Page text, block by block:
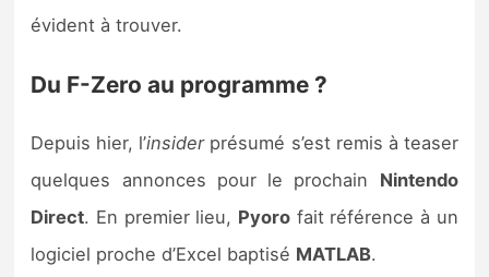
évident à trouver.
Du F-Zero au programme ?
Depuis hier, l’insiderprésumé s’est remis à teaser
quelques annonces pour le prochain Nintendo
Direct. En premier lieu, Pyorofait référence à un
logiciel proche d’Excel baptisé MATLAB.